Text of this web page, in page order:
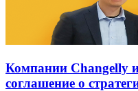
Компании Changelly
соглашение о